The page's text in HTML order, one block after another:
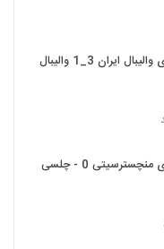
خلاصه بازی والیبال ایران 3_1 والیبال
خلاصه بازی منچسترسیتی 0 - چلسی